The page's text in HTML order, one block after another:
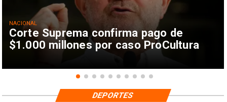
Corte Suprema confirma pago de
$1.000 millones por caso ProCultura
NACIONAL
DEPORTES